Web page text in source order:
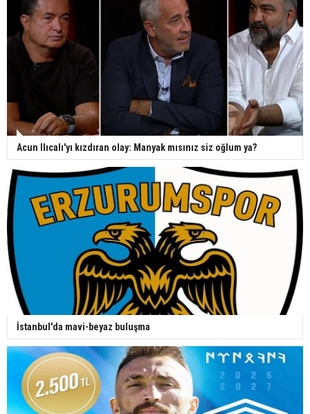
Acun Ilıcalı'yı kızdıran olay: Manyak mısınız siz oğlum ya?
İstanbul'da mavi-beyaz buluşma